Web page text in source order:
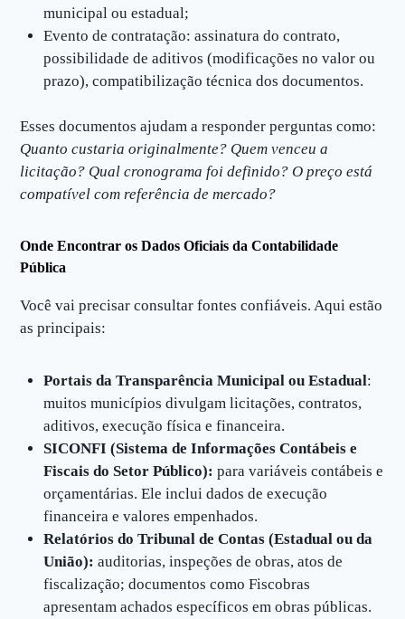
municipal ou estadual;
Evento de contratação: assinatura do contrato,
possibilidade de aditivos (modificações no valor ou
prazo), compatibilização técnica dos documentos.
Esses documentos ajudam a responder perguntas como:
Quanto custaria originalmente? Quem venceu a
licitação? Qual cronograma foi definido? O preço está
compatível com referência de mercado?
Onde Encontrar os Dados Oficiais da Contabilidade
Pública
Você vai precisar consultar fontes confiáveis. Aqui estão
as principais:
Portais da Transparência Municipal ou Estadual:
muitos municípios divulgam licitações, contratos,
aditivos, execução física e financeira.
SICONFI (Sistema de Informações Contábeis e
Fiscais do Setor Público): para variáveis contábeis e
orçamentárias. Ele inclui dados de execução
financeira e valores empenhados.
Relatórios do Tribunal de Contas (Estadual ou da
União): auditorias, inspeções de obras, atos de
fiscalização; documentos como Fiscobras
apresentam achados específicos em obras públicas.